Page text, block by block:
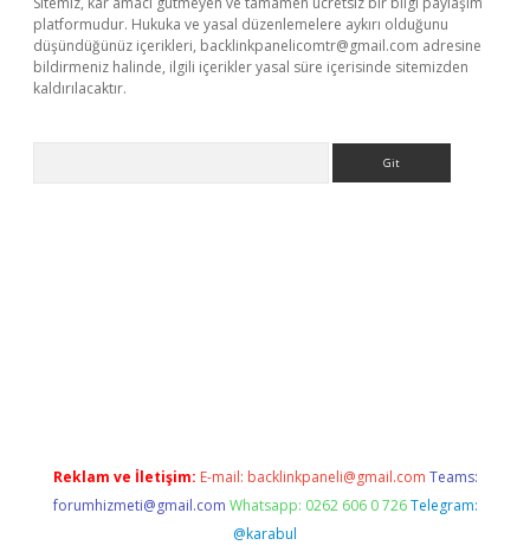
platformudur. Hukuka ve yasal düzenlemelere aykırı olduğunu
düşündüğünüz içerikleri, backlinkpanelicomtr@gmail.com adresine
bildirmeniz halinde, ilgili içerikler yasal süre içerisinde sitemizden
kaldırılacaktır.
Reklam ve İletişim: E-mail: backlinkpaneli@gmail.com Teams:
forumhizmeti@gmail.com Whatsapp: 0262 606 0 726 Telegram:
@karabul